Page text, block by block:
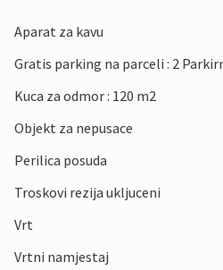
Aparat za kavu
Gratis parking na parceli : 2
Kuca za odmor : 120 m2
Objekt za nepusace
Perilica posuda
Troskovi rezija ukljuceni
Vrt
Vrtni namjestaj